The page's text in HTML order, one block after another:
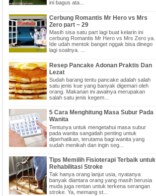
ini bagus ata...
Cerbung Romantis Mr Hero vs Mrs
Zero part ~ 29
Masih sisa satu part lagi buat kelarin ini
cerbung Romantis Mr Hero vs Mrs Zero ya.
Ide udah mentok banget nggak bisa dinego
lagi soalnya. ...
Resep Pancake Adonan Praktis Dan
Lezat
Sudah barang tentu pancake adalah salah
satu jenis kue yang banyak digemari oleh
orang. Makanan ini awalnya merupakan
salah satu jenis kegem...
5 Cara Menghitung Masa Subur Pada
Wanita
Tentunya untuk mengetahui masa subur
pada wanita sangatlah penting untuk
diperhatikan, terutama bagi wanita yang
sudah menikah dan ingin seg...
Tips Memilih Fisioterapi Terbaik untuk
Rehabilitasi Stroke
Tak hanya orang lanjut usia, nyatanya
banyak diantara orang yang masih berusia
muda juga rentan untuk terkena serangan
stroke. Ya, memang st...